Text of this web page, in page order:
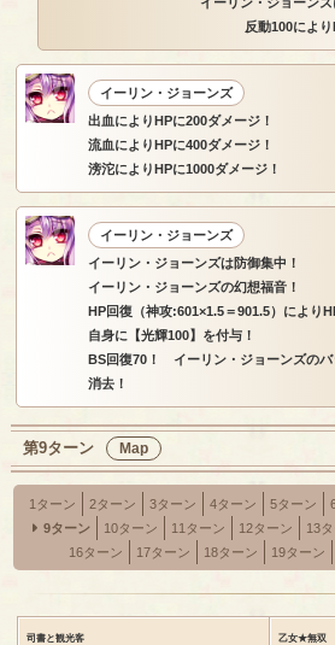
反動100により
イーリン・ジョーンズ
出血によりHPに200ダメージ！
流血によりHPに400ダメージ！
滂沱によりHPに1000ダメージ！
イーリン・ジョーンズ
イーリン・ジョーンズは防御集中！
イーリン・ジョーンズの幻想福音！
HP回復（神攻:601×1.5＝901.5）により
自身に【光輝100】を付与！
BS回復70！ イーリン・ジョーンズのバ
消去！
第9ターン Map
1ターン 2ターン 3ターン 4ターン 5ターン
9ターン
10ターン 11ターン 12ターン 13
16ターン
17ターン 18ターン 19ターン
司書と観光客 乙女★無双